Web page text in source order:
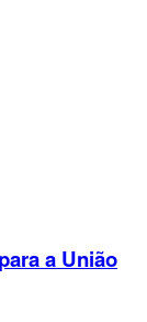
a União